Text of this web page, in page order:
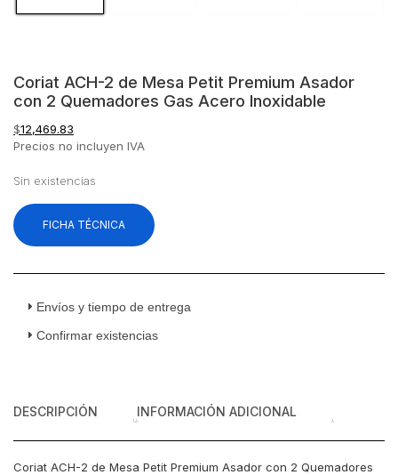
Coriat ACH-2 de Mesa Petit Premium Asador
con 2 Quemadores Gas Acero Inoxidable
$12,469.83
Precios no incluyen IVA
Sin existencias
FICHA TÉCNICA
Envíos y tiempo de entrega
Confirmar existencias
DESCRIPCIÓN INFORMACIÓN ADICIONAL
Coriat ACH-2 de Mesa Petit Premium Asador con 2 Quemadores